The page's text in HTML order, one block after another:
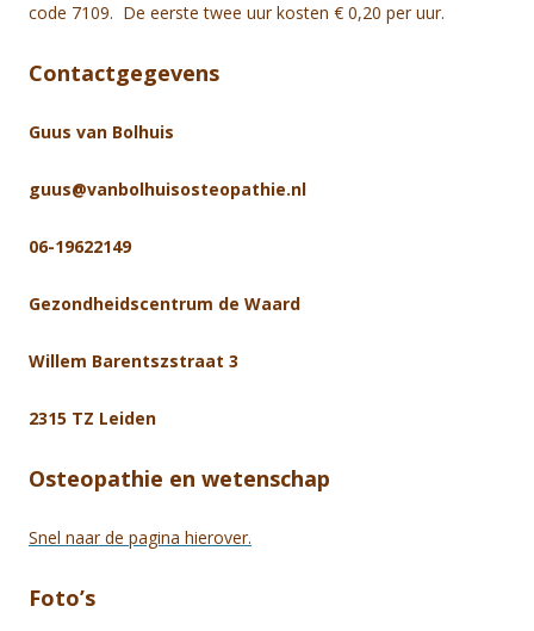
code 7109. De eerste twee uur kosten € 0,20 per uur.
Contactgegevens
Guus van Bolhuis
guus@vanbolhuisosteopathie.nl
06-19622149
Gezondheidscentrum de Waard
Willem Barentszstraat 3
2315 TZ Leiden
Osteopathie en wetenschap
Snel naar de pagina hierover.
Foto’s